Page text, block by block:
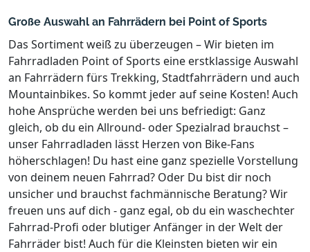
Große Auswahl an Fahrrädern bei Point of Sports
Das Sortiment weiß zu überzeugen – Wir bieten im
Fahrradladen Point of Sports eine erstklassige Auswahl
an Fahrrädern fürs Trekking, Stadtfahrrädern und auch
Mountainbikes. So kommt jeder auf seine Kosten! Auch
hohe Ansprüche werden bei uns befriedigt: Ganz
gleich, ob du ein Allround- oder Spezialrad brauchst –
unser Fahrradladen lässt Herzen von Bike-Fans
höherschlagen! Du hast eine ganz spezielle Vorstellung
von deinem neuen Fahrrad? Oder Du bist dir noch
unsicher und brauchst fachmännische Beratung? Wir
freuen uns auf dich - ganz egal, ob du ein waschechter
Fahrrad-Profi oder blutiger Anfänger in der Welt der
Fahrräder bist! Auch für die Kleinsten bieten wir ein